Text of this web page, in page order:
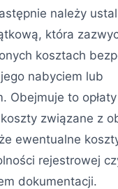
należy
która
kosztach
nabyciem lub
Obejmuje to opłaty
związane z
ewentualne
rejestrowej
dokumentacji.